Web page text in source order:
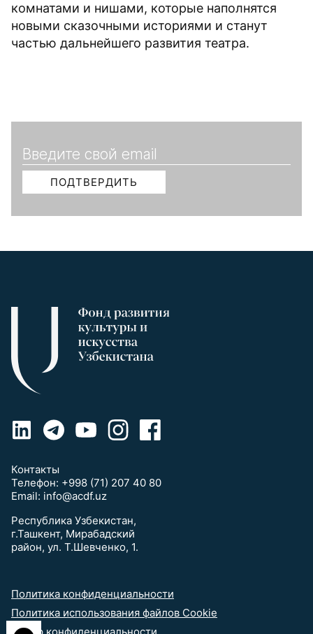
комнатами и нишами, которые наполнятся
новыми сказочными историями и станут
частью дальнейшего развития театра.
Контакты
Телефон: +998 (71) 207 40 80
Email: info@acdf.uz
Республика Узбекистан,
г.Ташкент, Мирабадский
район, ул. Т.Шевченко, 1.
Политика конфиденциальности
Политика использования файлов Cookie